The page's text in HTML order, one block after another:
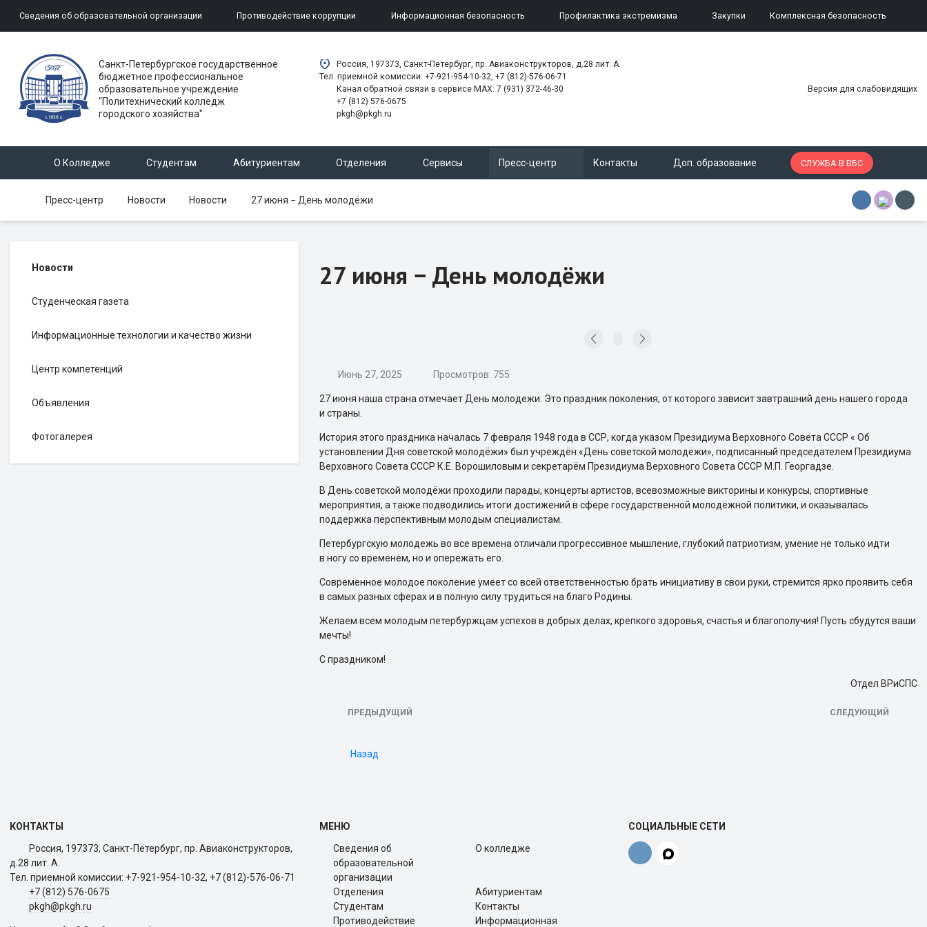
Сведения об образовательной организации Противодействие коррупции Информационная безопасность Профилактика экстремизма Закупки Комплексная безопасность
Санкт-Петербургское государственное
бюджетное профессиональное
образовательное учреждение
"Политехнический колледж
городского хозяйства"
Россия, 197373, Санкт-Петербург, пр. Авиаконструкторов, д.28 лит. A.
Тел. приемной комиссии: +7-921-954-10-32, +7 (812)-576-06-71
Канал обратной связи в сервисе MAX: 7 (931) 372-46-30
+7 (812) 576-0675
pkgh@pkgh.ru
Версия для слабовидящих
О Колледже Студентам Абитуриентам Отделения Сервисы Пресс-центр Контакты Доп. образование СЛУЖБА В ВБС
Пресс-центр Новости Новости 27 июня − День молодёжи
Новости
Студенческая газета
Информационные технологии и качество жизни
Центр компетенций
Объявления
Фотогалерея
27 июня − День молодёжи
Июнь 27, 2025 Просмотров: 755
27 июня наша страна отмечает День молодежи. Это праздник поколения, от которого зависит завтрашний день нашего города
и страны.
История этого праздника началась 7 февраля 1948 года в ССР, когда указом Президиума Верховного Совета СССР « Об
установлении Дня советской молодёжи» был учреждён «День советской молодёжи», подписанный председателем Президиума
Верховного Совета СССР К.Е. Ворошиловым и секретарём Президиума Верховного Совета СССР М.П. Георгадзе.
В День советской молодёжи проходили парады, концерты артистов, всевозможные викторины и конкурсы, спортивные
мероприятия, а также подводились итоги достижений в сфере государственной молодёжной политики, и оказывалась
поддержка перспективным молодым специалистам.
Петербургскую молодежь во все времена отличали прогрессивное мышление, глубокий патриотизм, умение не только идти
в ногу со временем, но и опережать его.
Современное молодое поколение умеет со всей ответственностью брать инициативу в свои руки, стремится ярко проявить себя
в самых разных сферах и в полную силу трудиться на благо Родины.
Желаем всем молодым петербуржцам успехов в добрых делах, крепкого здоровья, счастья и благополучия! Пусть сбудутся ваши
мечты!
С праздником!
Отдел ВРиСПС
ПРЕДЫДУЩИЙ СЛЕДУЮЩИЙ
Назад
КОНТАКТЫ
Россия, 197373, Санкт-Петербург, пр. Авиаконструкторов,
д.28 лит. A.
Тел. приемной комиссии: +7-921-954-10-32, +7 (812)-576-06-71
+7 (812) 576-0675
pkgh@pkgh.ru
МЕНЮ
Сведения об
образовательной
организации
О колледже
Отделения
Абитуриентам
Студентам
Контакты
Противодействие
Информационная
СОЦИАЛЬНЫЕ СЕТИ